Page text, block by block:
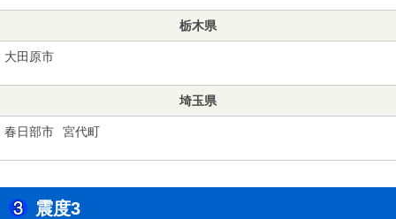
栃木県
大田原市
埼玉県
春日部市 宮代町
震度3